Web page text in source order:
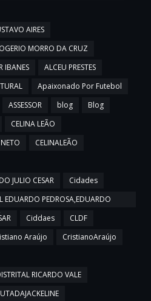
AIRES
MORRO DA CRUZ
IBANES
ALCEU PRESTES
Apaixonado Por Futebol
ASSESSOR blog
Blog
CELINA LEÃO
CELINALEÃO
JULIO CESAR
Cidades
PEDROSA,EDUARDO
Ciddaes
CLDF
Araújo
CristianoAraújo
RICARDO VALE